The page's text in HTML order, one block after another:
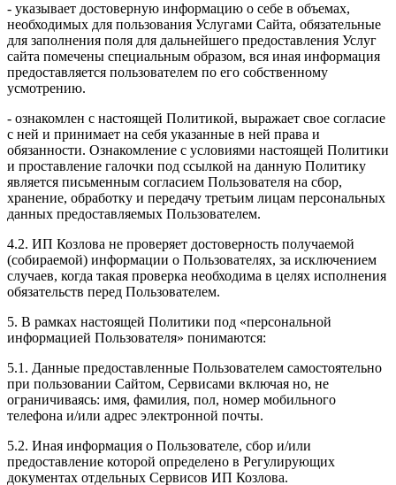
- указывает достоверную информацию о себе в объемах,
необходимых для пользования Услугами Сайта, обязательные
для заполнения поля для дальнейшего предоставления Услуг
сайта помечены специальным образом, вся иная информация
предоставляется пользователем по его собственному
усмотрению.
- ознакомлен с настоящей Политикой, выражает свое согласие
с ней и принимает на себя указанные в ней права и
обязанности. Ознакомление с условиями настоящей Политики
и проставление галочки под ссылкой на данную Политику
является письменным согласием Пользователя на сбор,
хранение, обработку и передачу третьим лицам персональных
данных предоставляемых Пользователем.
4.2. ИП Козлова не проверяет достоверность получаемой
(собираемой) информации о Пользователях, за исключением
случаев, когда такая проверка необходима в целях исполнения
обязательств перед Пользователем.
5. В рамках настоящей Политики под «персональной
информацией Пользователя» понимаются:
5.1. Данные предоставленные Пользователем самостоятельно
при пользовании Сайтом, Сервисами включая но, не
ограничиваясь: имя, фамилия, пол, номер мобильного
телефона и/или адрес электронной почты.
5.2. Иная информация о Пользователе, сбор и/или
предоставление которой определено в Регулирующих
документах отдельных Сервисов ИП Козлова.